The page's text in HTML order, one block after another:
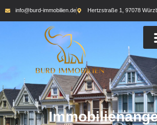
info@burd-immobilien.de Hertzstraße 1, 97078